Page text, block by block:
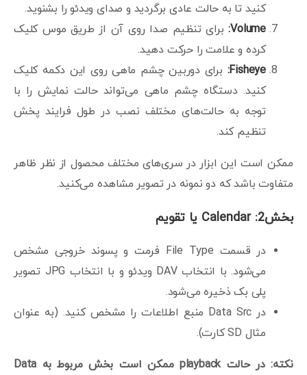
کنید تا به حالت عادی برگردید و صدای ویدئو را بشنوید.
Volume
:برای تنظیم صدا روی آن از طریق موس کلیک
کرده و علامت را حرکت دهید.
Fisheye: برای دوربین چشم ماهی روی این دکمه کلیک
کنید. دستگاه چشم ماهی می‌تواند حالت نمایش را با
توجه به حالت‌های مختلف نصب در طول فرایند پخش
تنظیم کند.
ممکن است این ابزار در سری‌های مختلف محصول از نظر ظاهر
متفاوت باشد که دو نمونه‌ در تصویر مشاهده می‌کنید.
بخش2: Calendar یا تقویم
در قسمت File Type فرمت و پسوند خروجی مشخص
می‌شود. با انتخاب DAV ویدئو و با انتخاب JPG تصویر
پلی بک ذخیره می‌شود.
در Data Src منبع اطلاعات را مشخص کنید. (به عنوان
مثال SD کارت).
نکته: در حالت playback ممکن است بخش مربوط به Data